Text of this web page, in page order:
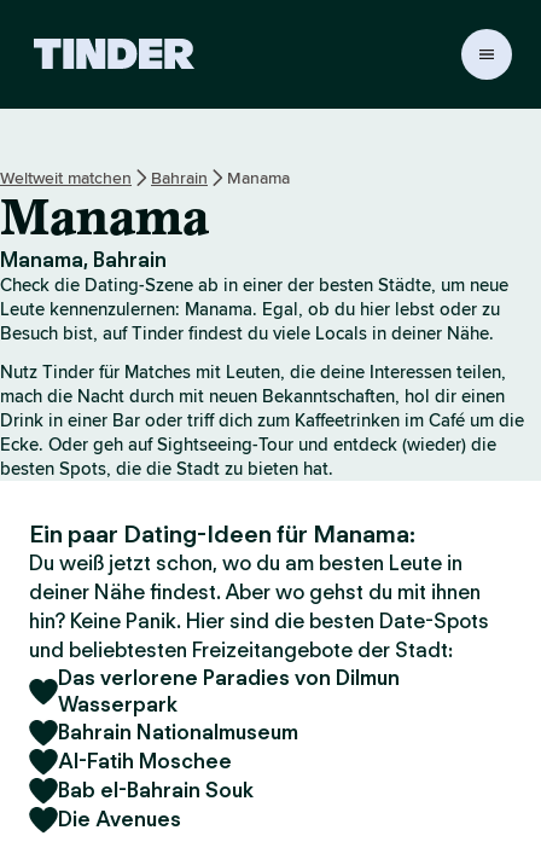
r
-
S
a
r
t
e
i
t
e
Weltweit matchen Bahrain Manama
Manama
Manama, Bahrain
Check die Dating-Szene ab in einer der besten Städte, um neue
Leute kennenzulernen: Manama. Egal, ob du hier lebst oder zu
Besuch bist, auf Tinder findest du viele Locals in deiner Nähe.
Nutz Tinder für Matches mit Leuten, die deine Interessen teilen,
mach die Nacht durch mit neuen Bekanntschaften, hol dir einen
Drink in einer Bar oder triff dich zum Kaffeetrinken im Café um die
Ecke. Oder geh auf Sightseeing-Tour und entdeck (wieder) die
besten Spots, die die Stadt zu bieten hat.
Ein paar Dating-Ideen für Manama:
Du weiß jetzt schon, wo du am besten Leute in
deiner Nähe findest. Aber wo gehst du mit ihnen
hin? Keine Panik. Hier sind die besten Date-Spots
und beliebtesten Freizeitangebote der Stadt:
Das verlorene Paradies von Dilmun
Wasserpark
Bahrain Nationalmuseum
Al-Fatih Moschee
Bab el-Bahrain Souk
Die Avenues